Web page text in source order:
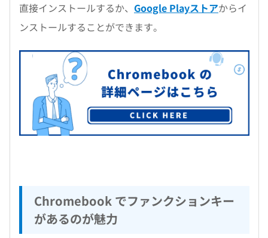
直接インストールするか、 Google Playストアからイ
ンストールすることができます。
Chromebook でファンクションキー
があるのが魅力